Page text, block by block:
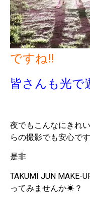
ですね‼
皆さんも光で
夜でもこんなにきれ
らの撮影でも安心で
是非
TAKUMI JUN MAKE-
ってみませんか☀？